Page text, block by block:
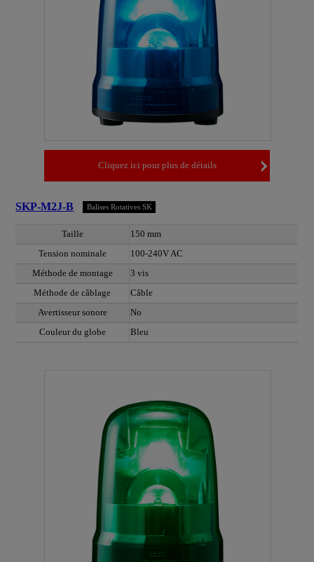
Cliquez ici pour plus de détails
SKP-M2J-B Balises Rotatives SK
Taille
150 mm
Tension nominale
100-240V AC
Méthode de montage
3 vis
Méthode de câblage
Câble
Avertisseur sonore
No
Couleur du globe
Bleu